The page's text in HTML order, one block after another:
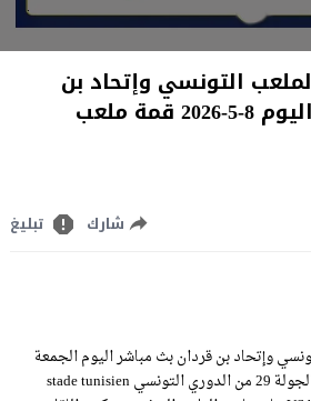
التونسي وإتحاد بن
قردان بث مباشر اليوم 8-5-2026 قمة ملعب
شارك تبليغ
وإتحاد بن قردان بث مباشر اليوم الجمعة
8-5-2026 ضمن منافسات الجولة 29 من الدوري التونسي stade tunisien